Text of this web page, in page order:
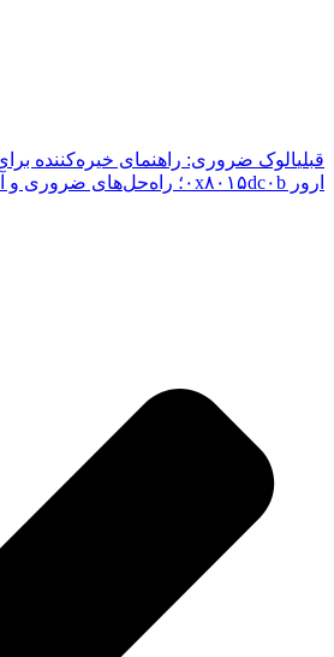
قبلیالوک ضروری: راهنمای خیره‌کننده برای
ارور ۰x۸۰۱۵dc۰b؛ راه‌حل‌های ضروری و آسان برای رفع سریع